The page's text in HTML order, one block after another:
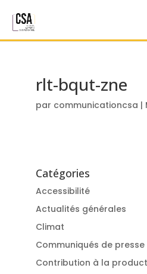
rlt-bqut-zne
par communicationcsa |
Catégories
Accessibilité
Actualités générales
Climat
Communiqués de presse
Contribution à la